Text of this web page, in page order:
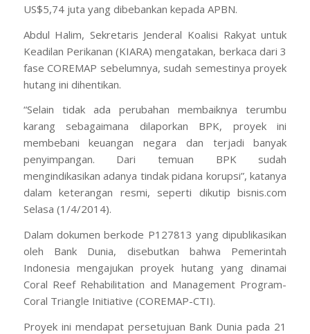
US$5,74 juta yang dibebankan kepada APBN.
Abdul Halim, Sekretaris Jenderal Koalisi Rakyat untuk
Keadilan Perikanan (KIARA) mengatakan, berkaca dari 3
fase COREMAP sebelumnya, sudah semestinya proyek
hutang ini dihentikan.
“Selain tidak ada perubahan membaiknya terumbu
karang sebagaimana dilaporkan BPK, proyek ini
membebani keuangan negara dan terjadi banyak
penyimpangan. Dari temuan BPK sudah
mengindikasikan adanya tindak pidana korupsi”, katanya
dalam keterangan resmi, seperti dikutip bisnis.com
Selasa (1/4/2014).
Dalam dokumen berkode P127813 yang dipublikasikan
oleh Bank Dunia, disebutkan bahwa Pemerintah
Indonesia mengajukan proyek hutang yang dinamai
Coral Reef Rehabilitation and Management Program-
Coral Triangle Initiative (COREMAP-CTI).
Proyek ini mendapat persetujuan Bank Dunia pada 21